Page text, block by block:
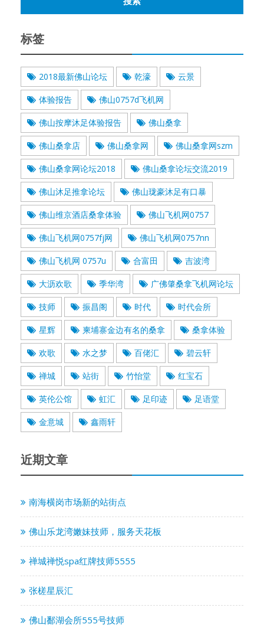
标签
2018最新佛山论坛 乾濠 云景
体验报告 佛山0757d飞机网
佛山按摩沐足体验报告 佛山桑拿
佛山桑拿店 佛山桑拿网 佛山桑拿网szm
佛山桑拿网论坛2018 佛山桑拿论坛交流2019
佛山沐足推拿论坛 佛山珑豪沐足有口暴
佛山维京酒店桑拿体验 佛山飞机网0757
佛山飞机网0757fj网 佛山飞机网0757nn
佛山飞机网 0757u 合富田 吉波湾
大沥欢歌 季华湾 广佛肇桑拿飞机网论坛
技师 振昌阁 时代 时代会所
星辉 柬埔寨金边有名的桑拿 桑拿体验
欢歌 水之梦 百佬汇 碧云轩
禅城 站街 竹怡堂 红宝石
英伦公馆 虹汇 足印迹 足语堂
金意城 鑫雨轩
近期文章
南海横岗市场新的站街点
佛山乐龙湾嫩妹技师，服务天花板
禅城禅悦spa红牌技师5555
张槎星辰汇
佛山鄱湖会所555号技师